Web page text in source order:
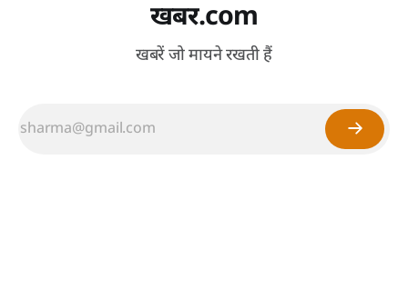
खबर.com
खबरें जो मायने रखती हैं